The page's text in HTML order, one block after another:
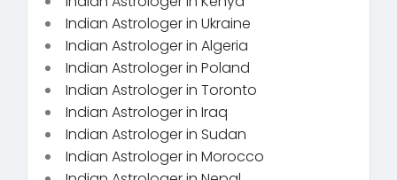
Indian Astrologer in Ukraine
Indian Astrologer in Algeria
Indian Astrologer in Poland
Indian Astrologer in Toronto
Indian Astrologer in Iraq
Indian Astrologer in Sudan
Indian Astrologer in Morocco